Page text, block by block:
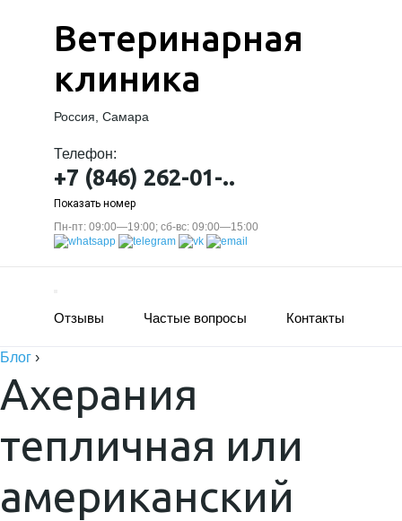
Ветеринарная
клиника
Россия, Самара
Телефон:
+7 (846) 262-01-..
Показать номер
Пн-пт: 09:00—19:00; сб-вс: 09:00—15:00
Отзывы Частые вопросы Контакты
Блог ›
Ахерания
тепличная или
американский